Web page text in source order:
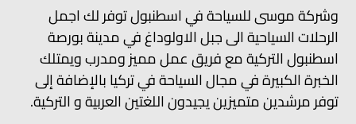
وشركة موسى للسياحة في اسطنبول توفر لك اجمل
الرحلات السياحية الى جبل الاولوداغ في مدينة بورصة
اسطنبول التركية مع فريق عمل مميز ومدرب ويمتلك
الخبرة الكبيرة في مجال السياحة في تركيا بالإضافة إلى
توفر مرشدين متميزين يجيدون اللغتين العربية و التركية.